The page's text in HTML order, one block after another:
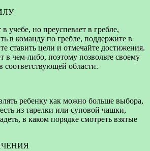
учебе, но преуспевает в гребле,
в команду по гребле, поддержите в
ставить цели и отмечайте достижения.
в чем-либо, поэтому позвольте своему
соответствующей области.
ребенку как можно больше выбора,
из тарелки или суповой чашки,
в каком порядке смотреть взятые